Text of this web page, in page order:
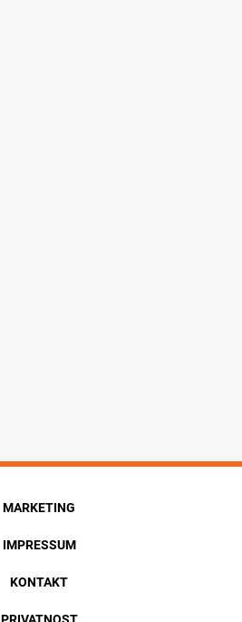
MARKETING
IMPRESSUM
KONTAKT